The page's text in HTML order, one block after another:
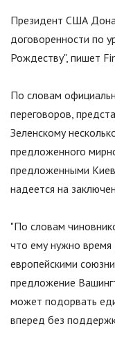
Президент США
договоренности по
Рождеству", пишет
По словам
переговоров,
Зеленскому
предложенного
предложенными
надеется на
"По словам
что ему нужно время
европейскими
предложение
может подорвать
вперед без